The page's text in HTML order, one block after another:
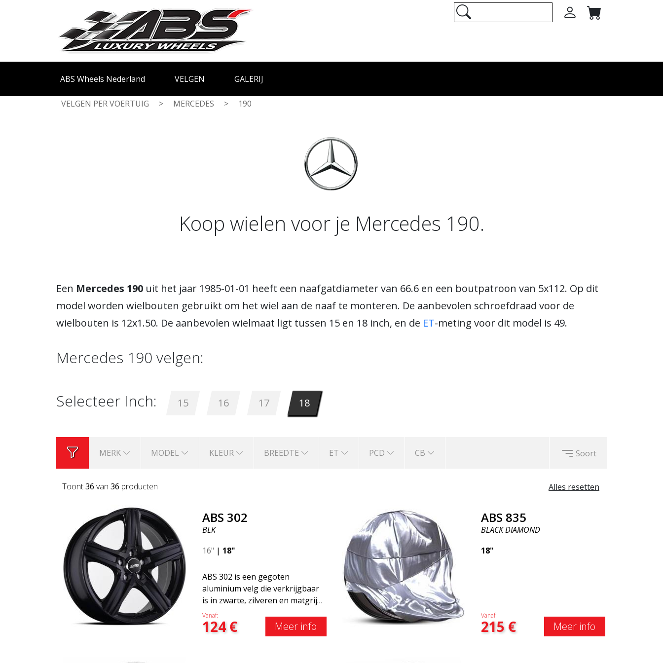
ABS Wheels Nederland VELGEN GALERIJ
VELGEN PER VOERTUIG > MERCEDES > 190
Koop wielen voor je Mercedes 190.
Een Mercedes 190 uit het jaar 1985-01-01 heeft een naafgatdiameter van 66.6 en een boutpatroon van 5x112. Op dit
model worden wielbouten gebruikt om het wiel aan de naaf te monteren. De aanbevolen schroefdraad voor de
wielbouten is 12x1.50. De aanbevolen wielmaat ligt tussen 15 en 18 inch, en de ET-meting voor dit model is 49.
Mercedes 190 velgen:
Selecteer Inch: 15 16 17 18
MERK MODEL KLEUR BREEDTE ET PCD CB Soort
Alles resetten
Toont36 van 36 producten
ABS 302
BLK
16" | 18"
ABS 302 is een gegoten
aluminium velg die verkrijgbaar
is in zwarte, zilveren en matgrijs
gelakte velg. De velg werkt voor
zowel zomer- als wintergebruik
en bevindt zich meestal bij Volvo,
Vanaf:
124€ Meer info
ABS 835
BLACK DIAMOND
18"
Vanaf:
215€ Meer info